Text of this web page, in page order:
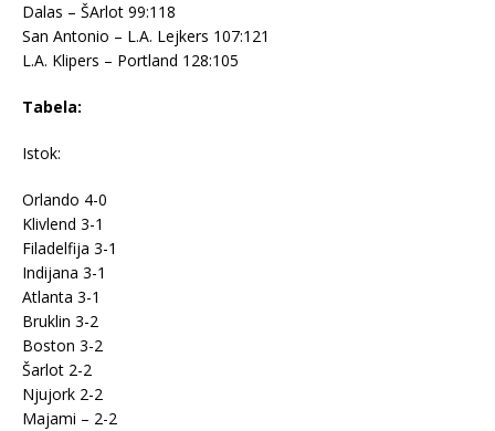
Dalas – ŠArlot 99:118
San Antonio – L.A. Lejkers 107:121
L.A. Klipers – Portland 128:105
Tabela:
Istok:
Orlando 4-0
Klivlend 3-1
Filadelfija 3-1
Indijana 3-1
Atlanta 3-1
Bruklin 3-2
Boston 3-2
Šarlot 2-2
Njujork 2-2
Majami – 2-2